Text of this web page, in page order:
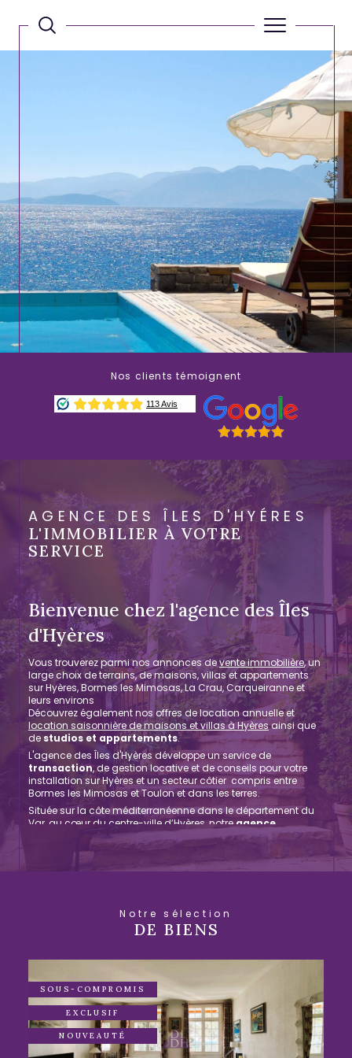
Nos clients témoignent
AGENCE DES ÎLES D'HYÉRES
L'IMMOBILIER À VOTRE
SERVICE
Bienvenue chez l'agence des Îles
d'Hyères
Vous trouverez parmi nos annonces devente immobilière, un
large choix de terrains, de maisons, villas et appartements
sur Hyères, Bormes les Mimosas, La Crau, Carqueiranne et
leurs environs
Découvrez également nos offres de location annuelle et
location saisonnière de maisons et villas à Hyèresainsi que
destudios et appartements.
L'agence des Îles d'Hyères développe un service de
transaction, de gestion locative et de conseils pour votre
installation sur Hyères et un secteur côtier compris entre
Bormes les Mimosas et Toulon et dans les terres.
Située sur la côte méditerranéenne dans le département du
Var, au cœur du centre-ville d’Hyères, notre agence
immobilière des Îles d'Hyères
vous guide, vous conseille
et vous accompagne dans la concrétisation de votre projet
immobilier. Notre équipe de conseillers et d’agents s’adapte
à vos besoins pour vous offrir un service spécialisé, sur-
Faites réaliser une
estimation immobilière à
Hyères ou ses environs
Nous mettons notre expertise à votre disposition en vous
offrant un service d’estimationde votre bien immobilier à
Hyères en faisant appel à nos conseillers spécialisés dans le
marché local. Vous n’aurez qu’à remplir un formulaire en
ligne en renseignant les détails de votre bien pour que notre
équipe vous prenne en charge. Ainsi, nous vous
Notre sélection
DE BIENS
SOUS-COMPROMIS
EXCLUSIF
NOUVEAUTÉ